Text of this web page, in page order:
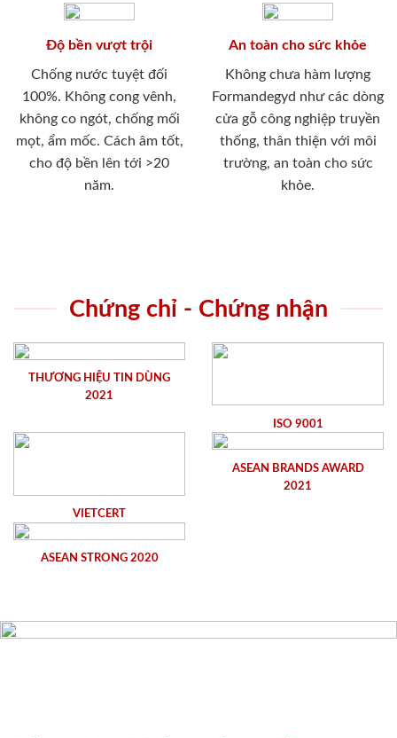
Độ bền vượt trội
Chống nước tuyệt đối
100%. Không cong vênh,
không co ngót, chống mối
mọt, ẩm mốc. Cách âm tốt,
cho độ bền lên tới >20
năm.
An toàn cho sức khỏe
Không chưa hàm lượng
Formandegyd như các dòng
cửa gỗ công nghiệp truyền
thống, thân thiện với môi
trường, an toàn cho sức
khỏe.
Chứng chỉ - Chứng nhận
THƯƠNG HIỆU TIN DÙNG
2021
ISO 9001
VIETCERT
ASEAN BRANDS AWARD
2021
ASEAN STRONG 2020